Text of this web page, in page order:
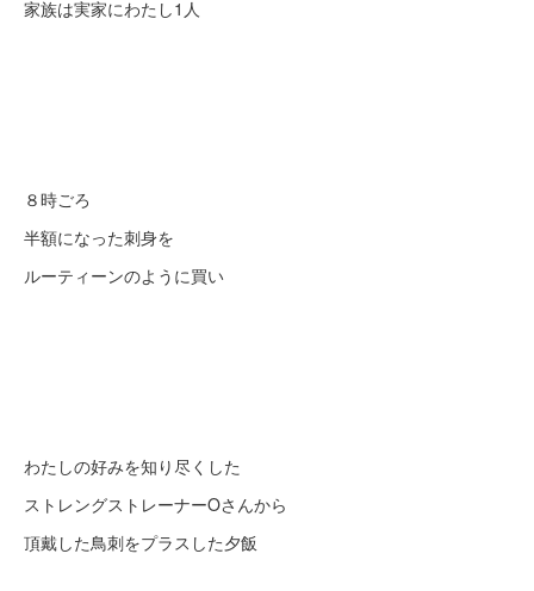
家族は実家にわたし1人
８時ごろ
半額になった刺身を
ルーティーンのように買い
わたしの好みを知り尽くした
ストレングストレーナーOさんから
頂戴した鳥刺をプラスした夕飯